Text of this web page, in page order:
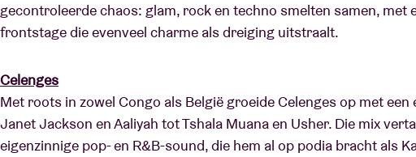
gecontroleerde chaos: glam, rock en techno smelten samen, met
frontstage die evenveel charme als dreiging uitstraalt.
Celenges
Met roots in zowel Congo als België groeide Celenges op met
Janet Jackson en Aaliyah tot Tshala Muana en Usher. Die mix
eigenzinnige pop- en R&B-sound, die hem al op podia bracht als